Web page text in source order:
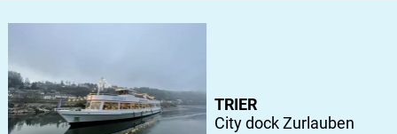
TRIER
City dock Zurlauben